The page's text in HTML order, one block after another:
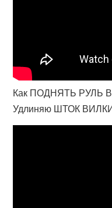
Как ПОДНЯТЬ РУЛЬ
Удлиняю ШТОК